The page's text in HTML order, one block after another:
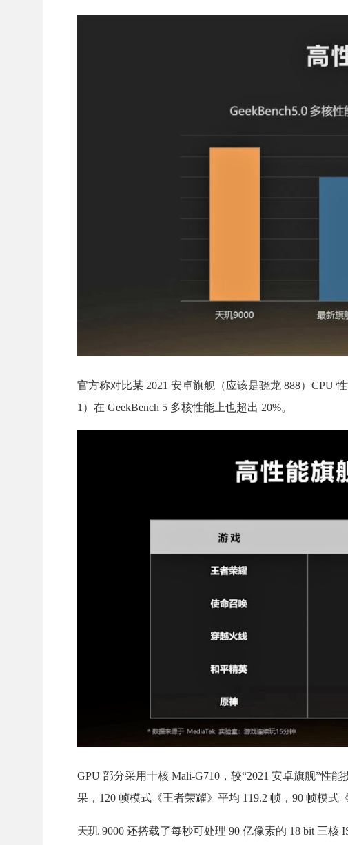
官方称对比某 2021 安卓旗舰（应该是骁龙 888）CPU
1）在 GeekBench 5 多核性能上也超出 20%。
GPU 部分采用十核 Mali-G710，较“2021 安卓旗舰”性
果，120 帧模式《王者荣耀》平均 119.2 帧，90 帧模式
天玑 9000 还搭载了每秒可处理 90 亿像素的 18 bit 三